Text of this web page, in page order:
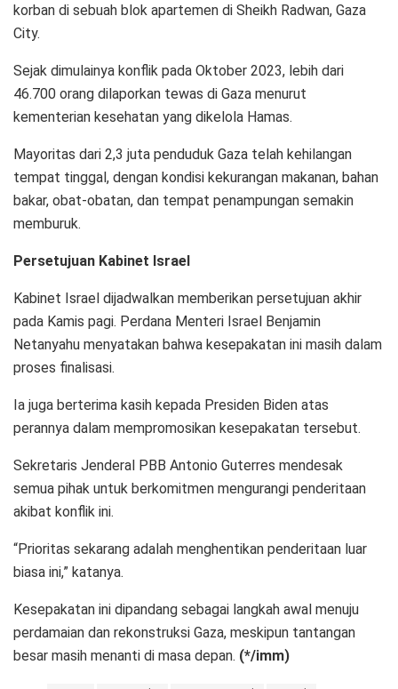
korban di sebuah blok apartemen di Sheikh Radwan, Gaza
City.
Sejak dimulainya konflik pada Oktober 2023, lebih dari
46.700 orang dilaporkan tewas di Gaza menurut
kementerian kesehatan yang dikelola Hamas.
Mayoritas dari 2,3 juta penduduk Gaza telah kehilangan
tempat tinggal, dengan kondisi kekurangan makanan, bahan
bakar, obat-obatan, dan tempat penampungan semakin
memburuk.
Persetujuan Kabinet Israel
Kabinet Israel dijadwalkan memberikan persetujuan akhir
pada Kamis pagi. Perdana Menteri Israel Benjamin
Netanyahu menyatakan bahwa kesepakatan ini masih dalam
proses finalisasi.
Ia juga berterima kasih kepada Presiden Biden atas
perannya dalam mempromosikan kesepakatan tersebut.
Sekretaris Jenderal PBB Antonio Guterres mendesak
semua pihak untuk berkomitmen mengurangi penderitaan
akibat konflik ini.
“Prioritas sekarang adalah menghentikan penderitaan luar
biasa ini,” katanya.
Kesepakatan ini dipandang sebagai langkah awal menuju
perdamaian dan rekonstruksi Gaza, meskipun tantangan
besar masih menanti di masa depan. (*/imm)